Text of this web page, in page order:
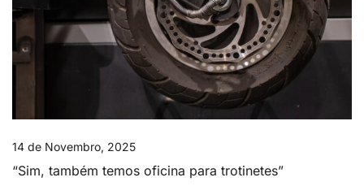
14 de Novembro, 2025
“Sim, também temos oficina para trotinetes”